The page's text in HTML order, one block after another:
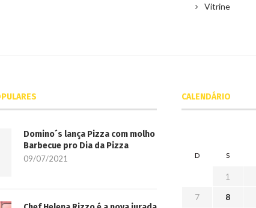
Vitrine
Domino´s lança Pizza com molho
Barbecue pro Dia da Pizza
09/07/2021
CALENDÁRIO
D S
1
7
8